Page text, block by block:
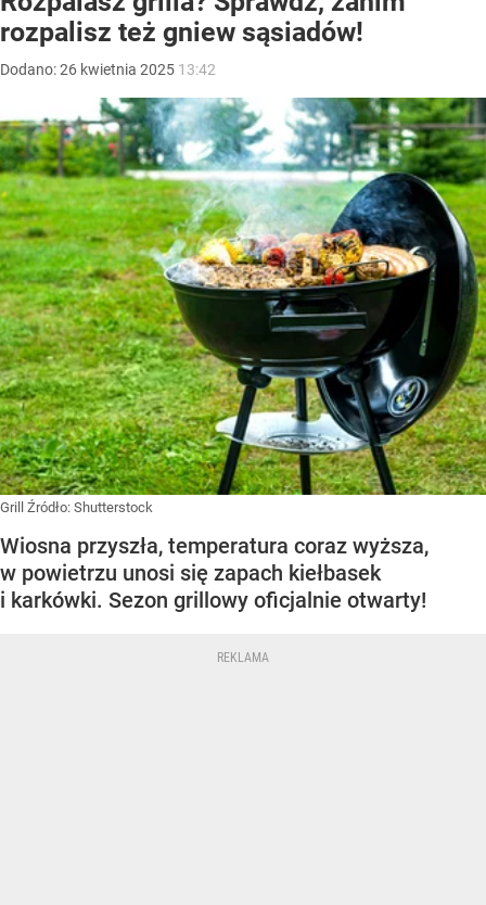
rozpalisz też gniew sąsiadów!
Dodano:26 kwietnia 2025 13:42
Grill Źródło: Shutterstock
Wiosna przyszła, temperatura coraz wyższa,
w powietrzu unosi się zapach kiełbasek
i karkówki. Sezon grillowy oficjalnie otwarty!